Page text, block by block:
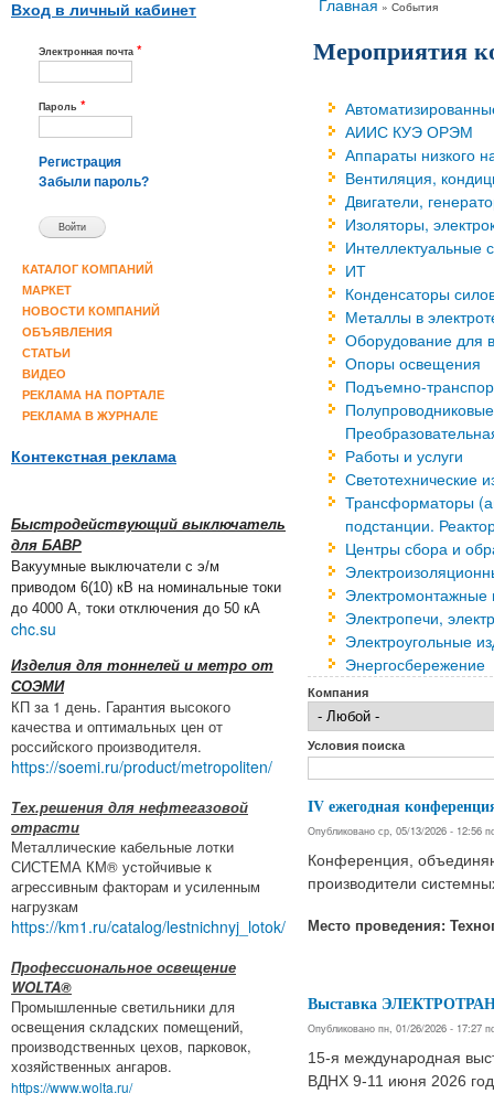
Вход в личный кабинет
Электронная почта *
Пароль *
Регистрация
Забыли пароль?
КАТАЛОГ КОМПАНИЙ
МАРКЕТ
НОВОСТИ КОМПАНИЙ
ОБЪЯВЛЕНИЯ
СТАТЬИ
ВИДЕО
РЕКЛАМА НА ПОРТАЛЕ
РЕКЛАМА В ЖУРНАЛЕ
Контекстная реклама
Быстродействующий выключатель
для БАВР
Вакуумные выключатели с э/м
приводом 6(10) кВ на номинальные токи
до 4000 А, токи отключения до 50 кА
chc.su
Изделия для тоннелей и метро от
СОЭМИ
КП за 1 день. Гарантия высокого
качества и оптимальных цен от
российского производителя.
https://soemi.ru/product/metropoliten/
Тех.решения для нефтегазовой
отрасти
Металлические кабельные лотки
СИСТЕМА КМ® устойчивые к
агрессивным факторам и усиленным
нагрузкам
https://km1.ru/catalog/lestnichnyj_lotok/
Профессиональное освещение
WOLTA®
Промышленные светильники для
освещения складских помещений,
производственных цехов, парковок,
хозяйственных ангаров.
https://www.wolta.ru/
Вы здесь
Главная » События
Мероприятия
АИИС КУЭ ОРЭМ
Аппараты низкого
Вентиляция,
Двигатели,
Изоляторы,
Интеллектуальные
ИТ
Конденсаторы
Металлы в
Оборудование для
Опоры освещения
Подъемно-
Работы и услуги
Светотехнические
Трансформаторы
подстанции.
Центры сбора и
Электромонтажные
Электропечи,
Электроугольные
Энергосбережение
Компания
Условия поиска
IV ежегодная
Опубликовано ср, 05/13/2026 - 12:56
Конференция,
производители
​Место проведения:
Выставка
Опубликовано пн, 01/26/2026 - 17:27
15-я международная
ВДНХ 9-11 июня 2026